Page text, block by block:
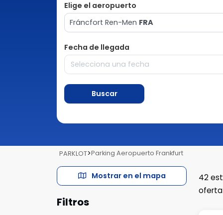
Elige el aeropuerto
Fráncfort Ren-Men FRA
Fecha de llegada
Buscar
PARKLOT>Parking Aeropuerto Frankfurt
Mostrar en el mapa
Filtros
42
oferta